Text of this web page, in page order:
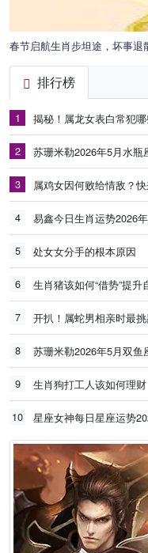
春节启航生肖步坦途，坏事退
排行榜
1 揭秘！属龙女表白常犯哪
2 苏珊米勒2026年5月水瓶
3 属鸡女因何败给情敌？
4 易鑫今日生肖运势2026
5 处女女分手的根本原因
6 生肖猪该如何“借势”提升
7 开扒！属蛇男相亲时最
8 苏珊米勒2026年5月双鱼
9 生肖狗打工人该如何理财
10 星座女神每日星座运势